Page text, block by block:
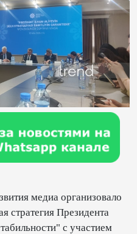
медиа организовало
стратегия Президента
с участием